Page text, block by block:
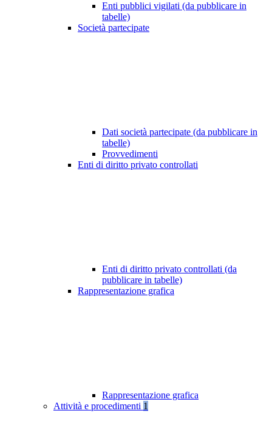
Enti pubblici vigilati (da pubblicare in
tabelle)
Società partecipate
Dati società partecipate (da pubblicare in
tabelle)
Provvedimenti
Enti di diritto privato controllati
Enti di diritto privato controllati (da
pubblicare in tabelle)
Rappresentazione grafica
Rappresentazione grafica
Attività e procedimenti 1